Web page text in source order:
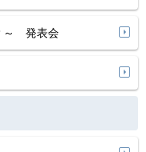
～ 発表会